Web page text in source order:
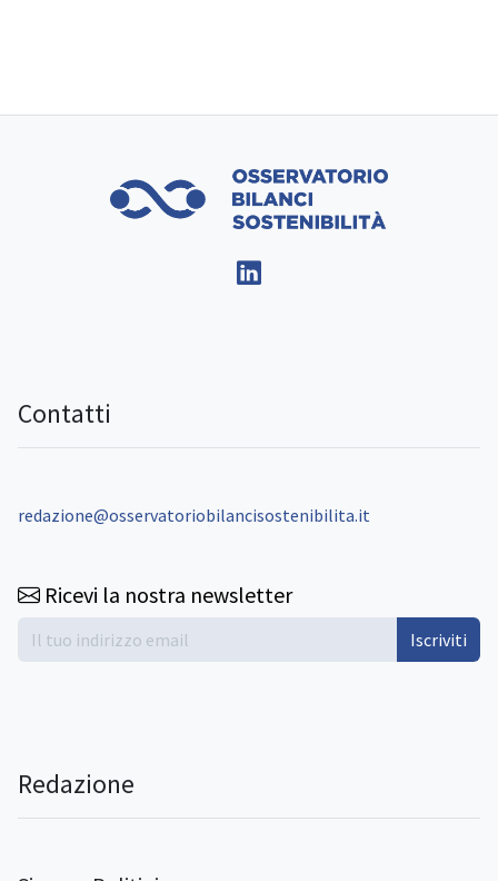
Contatti
redazione@osservatoriobilancisostenibilita.it
Ricevi la nostra newsletter
Iscriviti
Redazione